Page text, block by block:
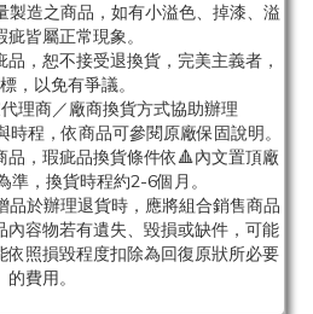
製造之商品，如有小溢色、掉漆、溢
疵皆屬正常現象。
，恕不接受退換貨，完美主義者，
，以免有爭議。
理商／廠商換貨方式協助辦理
程，依商品可參閱原廠保固說明。
，瑕疵品換貨條件依🔺內文置頂廠
準，換貨時程約2-6個月。
品於辦理退貨時，應將組合銷售商品
內容物若有遺失、毀損或缺件，可能
依照損毀程度扣除為回復原狀所必要
的費用。